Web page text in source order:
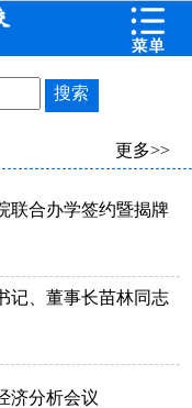
更多>>
联合办学签约暨揭牌
记、董事长苗林同志
济分析会议